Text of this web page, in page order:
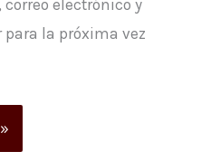
electrónico y
para la próxima vez